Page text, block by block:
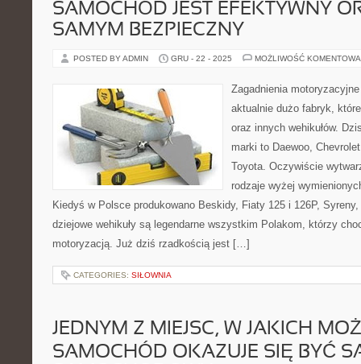
SAMOCHÓD JEST EFEKTYWNY
SAMYM BEZPIECZNY
POSTED BY ADMIN GRU - 22 - 2025 MOŻLIWOŚĆ
Zagadnienia
aktualnie dużo fabryk,
oraz innych wehikułów.
marki to Daewoo,
Toyota. Oczywiście
rodzaje wyżej
Kiedyś w Polsce produkowano Beskidy, Fiaty 125 i 126P,
dziejowe wehikuły są legendarne wszystkim Polakom, którzy
motoryzacją. Już dziś rzadkością jest […]
CATEGORIES: SIŁOWNIA
JEDNYM Z MIEJSC, W JAKICH
SAMOCHÓD OKAZUJE SIĘ BYĆ